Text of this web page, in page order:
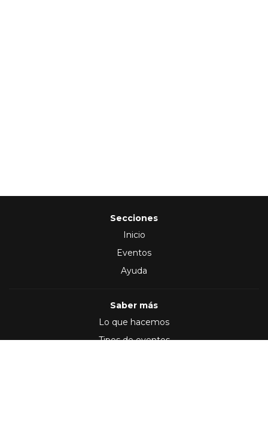
Secciones
Inicio
Eventos
Ayuda
Saber más
Lo que hacemos
Tipos de eventos